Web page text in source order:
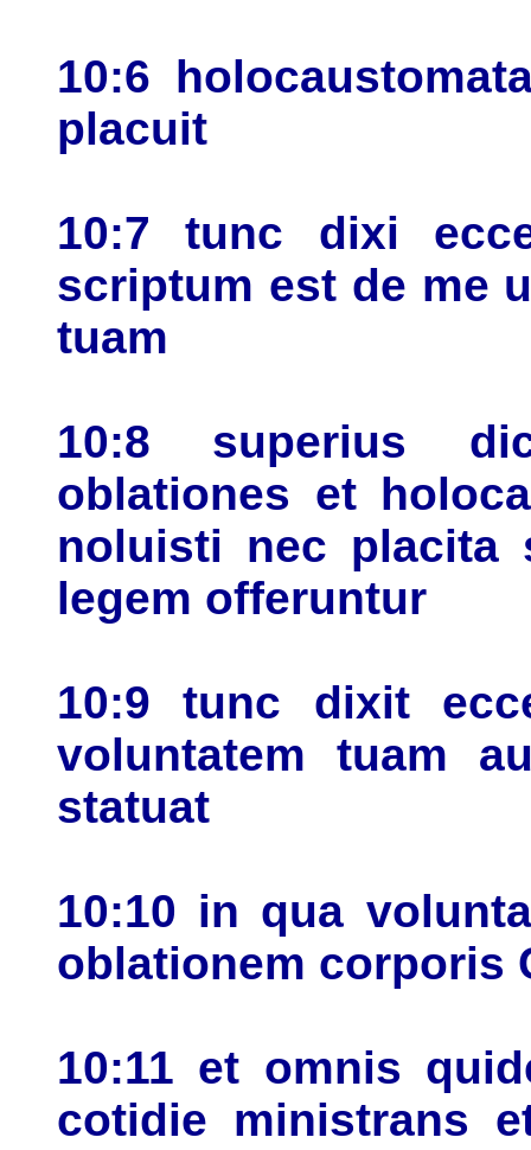
10:6
placuit
10:7 tunc dixi
scriptum est de me
tuam
10:8 superius
oblationes et
noluisti nec placita
legem offeruntur
10:9 tunc dixit
voluntatem tuam
statuat
10:10 in qua
oblationem corporis
10:11 et omnis
cotidie ministrans